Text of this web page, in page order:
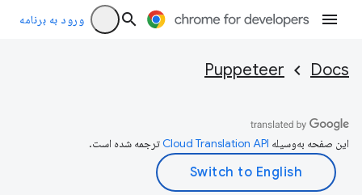
ورود به برنامه
Docs
Puppeteer
این صفحه به‌وسیله ترجمه شده است.